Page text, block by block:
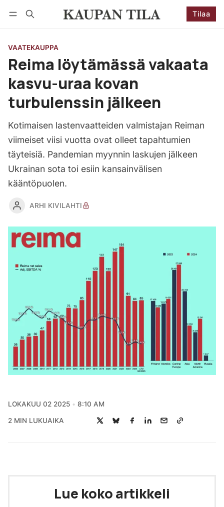
Tilaa
VAATEKAUPPA
Reima löytämässä vakaata
kasvu-uraa kovan
turbulenssin jälkeen
Kotimaisen lastenvaatteiden valmistajan Reiman
viimeiset viisi vuotta ovat olleet tapahtumien
täyteisiä. Pandemian myynnin laskujen jälkeen
Ukrainan sota toi esiin kansainvälisen
kääntöpuolen.
ARHI KIVILAHTI
LOKAKUU 02 2025 8:10 AM
2 MIN LUKUAIKA
Lue koko artikkeli